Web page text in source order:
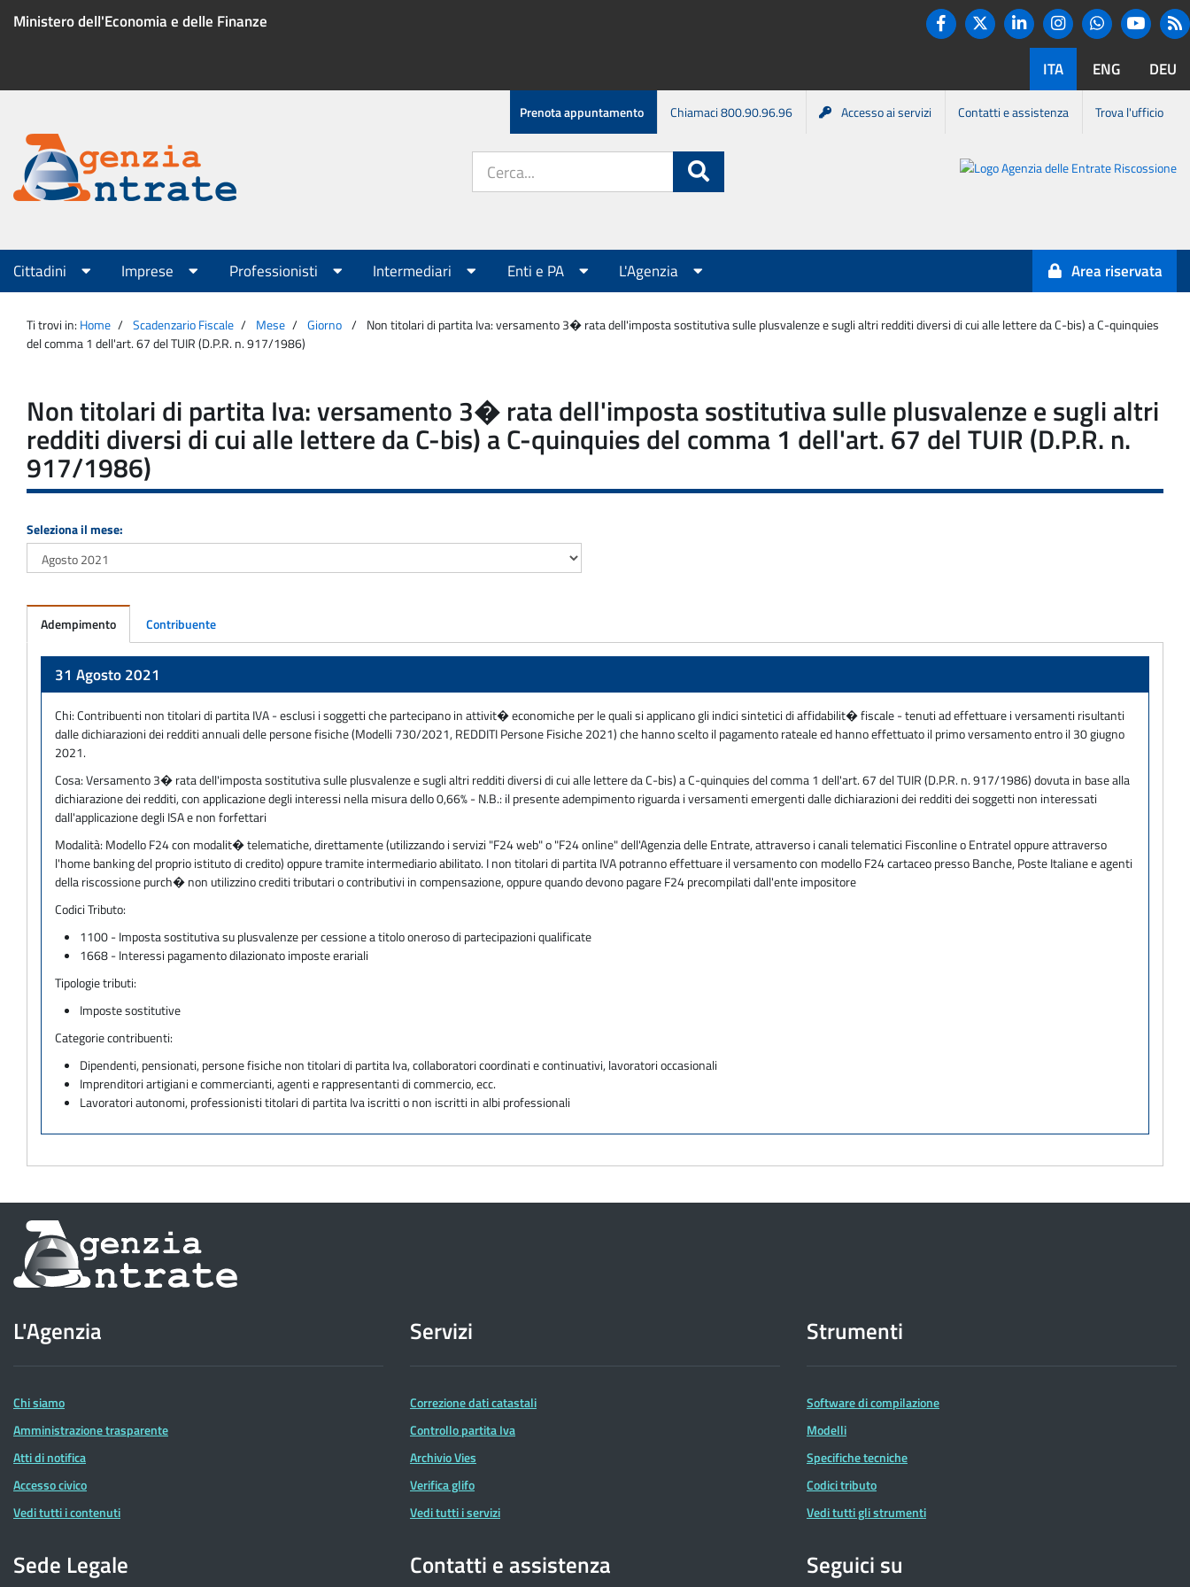
Ministero dell'Economia e delle Finanze
Twitter
LinkedinInstagram
ITA ENG DEU
Menu
servizio
Prenota appuntamento Chiamaci 800.90.96.96 Accesso ai servizi Contatti e assistenza Trova l'ufficio
Agenzia
Entrate
sito:
Agenzia
Entrate-
Riscossione
Menu
principale
Cittadini Imprese Professionisti Intermediari Enti e PA L'Agenzia Area riservata
Ti trovi in: Home Scadenzario Fiscale Mese Giorno
Non titolari di partita Iva: versamento 3� rata dell'imposta sostitutiva sulle plusvalenze e sugli altri redditi diversi di cui alle lettere da C-bis) a C-quinquies
del comma 1 dell'art. 67 del TUIR (D.P.R. n. 917/1986)
Non titolari di partita Iva: versamento 3� rata dell'imposta sostitutiva sulle plusvalenze e sugli altri
redditi diversi di cui alle lettere da C-bis) a C-quinquies del comma 1 dell'art. 67 del TUIR (D.P.R. n.
917/1986)
Seleziona il mese:
Adempimento Contribuente
31 Agosto 2021
Chi:Contribuenti non titolari di partita IVA - esclusi i soggetti che partecipano in attivit� economiche per le quali si applicano gli indici sintetici di affidabilit� fiscale - tenuti ad effettuare i versamenti risultanti
dalle dichiarazioni dei redditi annuali delle persone fisiche (Modelli 730/2021, REDDITI Persone Fisiche 2021) che hanno scelto il pagamento rateale ed hanno effettuato il primo versamento entro il 30 giugno
2021.
Cosa:Versamento 3� rata dell'imposta sostitutiva sulle plusvalenze e sugli altri redditi diversi di cui alle lettere da C-bis) a C-quinquies del comma 1 dell'art. 67 del TUIR (D.P.R. n. 917/1986) dovuta in base alla
dichiarazione dei redditi, con applicazione degli interessi nella misura dello 0,66% - N.B.: il presente adempimento riguarda i versamenti emergenti dalle dichiarazioni dei redditi dei soggetti non interessati
dall'applicazione degli ISA e non forfettari
Modalità: Modello F24 con modalit� telematiche, direttamente (utilizzando i servizi "F24 web" o "F24 online" dell'Agenzia delle Entrate, attraverso i canali telematici Fisconline o Entratel oppure attraverso
l'home banking del proprio istituto di credito) oppure tramite intermediario abilitato. I non titolari di partita IVA potranno effettuare il versamento con modello F24 cartaceo presso Banche, Poste Italiane e agenti
della riscossione purch� non utilizzino crediti tributari o contributivi in compensazione, oppure quando devono pagare F24 precompilati dall'ente impositore
Codici Tributo:
1100 - Imposta sostitutiva su plusvalenze per cessione a titolo oneroso di partecipazioni qualificate
1668 - Interessi pagamento dilazionato imposte erariali
Tipologie tributi:
Imposte sostitutive
Categorie contribuenti:
Dipendenti, pensionati, persone fisiche non titolari di partita Iva, collaboratori coordinati e continuativi, lavoratori occasionali
Imprenditori artigiani e commercianti, agenti e rappresentanti di commercio, ecc.
Lavoratori autonomi, professionisti titolari di partita Iva iscritti o non iscritti in albi professionali
Informazioni
sul
dell'Agenzia
delle
Entrate
L'Agenzia
Chi siamo
Amministrazione trasparente
Atti di notifica
Accesso civico
Vedi tutti i contenuti
Servizi
Correzione dati catastali
Controllo partita Iva
Archivio Vies
Verifica glifo
Vedi tutti i servizi
Strumenti
Software di compilazione
Modelli
Specifiche tecniche
Codici tributo
Vedi tutti gli strumenti
Sede Legale Contatti e assistenza Seguici su